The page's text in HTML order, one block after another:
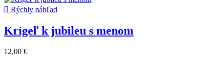
 Rýchly náhľad
Krígeľ k jubileu s menom
12,00 €